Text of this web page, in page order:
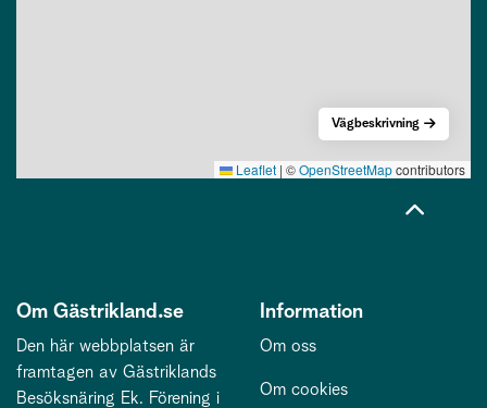
Leaflet | ©OpenStreetMapcontributors
Vägbeskrivning
Om Gästrikland.se
Den här webbplatsen är
framtagen av Gästriklands
Besöksnäring Ek. Förening i
Information
Om oss
Om cookies